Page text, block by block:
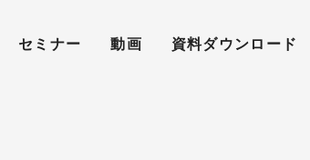
セミナー 動画 資料ダウンロード